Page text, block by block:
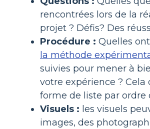
rencontrées lors de la
projet ? Défis? Des
Procédure : Quelles
la méthode
suivies pour mener à
votre expérience ? Cela
forme de liste par ordre
Visuels : les visuels
images, des